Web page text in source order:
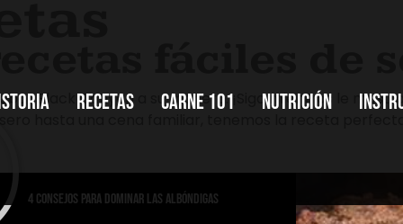
Recetas Carne 101 Nutrición
fáciles de
Black Canyon a su manera. ¡Siga mientras le
hasta una cena familiar, tenemos la receta perfecta
4 consejos para dominar las albóndigas